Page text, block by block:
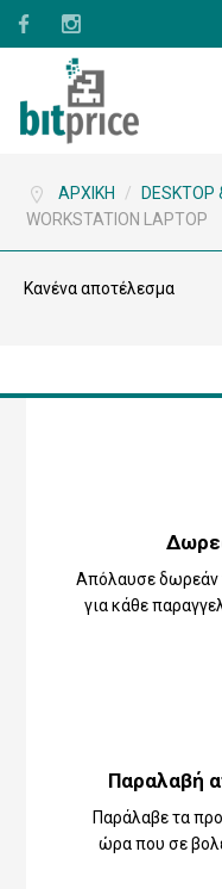
ΑΡΧΙΚΉ / DESKTOP
WORKSTATION LAPTOP
Κανένα αποτέλεσμα
Απόλαυσε δωρεάν
για κάθε
Παραλαβή
Παράλαβε τα
ώρα που σε